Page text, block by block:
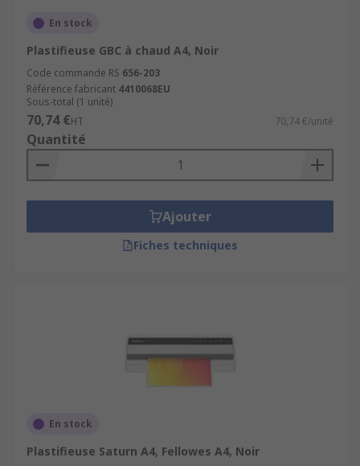
En stock
Plastifieuse GBC à chaud A4, Noir
Code commande RS 656-203
Référence fabricant 4410068EU
Sous-total (1 unité)
70,74 €HT 70,74 €/unité
Quantité
Ajouter
Fiches techniques
En stock
Plastifieuse Saturn A4, Fellowes A4, Noir